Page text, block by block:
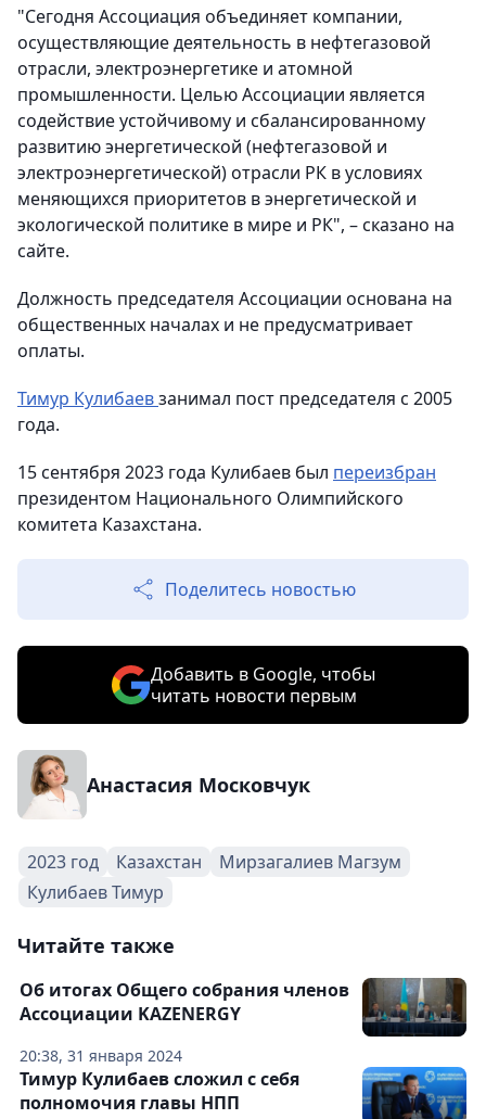
"Сегодня Ассоциация объединяет компании,
осуществляющие деятельность в нефтегазовой
отрасли, электроэнергетике и атомной
промышленности. Целью Ассоциации является
содействие устойчивому и сбалансированному
развитию энергетической (нефтегазовой и
электроэнергетической) отрасли РК в условиях
меняющихся приоритетов в энергетической и
экологической политике в мире и РК", – сказано на
сайте.
Должность председателя Ассоциации основана на
общественных началах и не предусматривает
оплаты.
Тимур Кулибаевзанимал пост председателя с 2005
года.
15 сентября 2023 года Кулибаев был переизбран
президентом Национального Олимпийского
комитета Казахстана.
Поделитесь новостью
Добавить в Google, чтобы
читать новости первым
Анастасия Московчук
2023 год Казахстан
Мирзагалиев Магзум
Кулибаев Тимур
Читайте также
20:38, 31 января 2024
Об итогах Общего собрания членов
Ассоциации KAZENERGY
Тимур Кулибаев сложил с себя
полномочия главы НПП